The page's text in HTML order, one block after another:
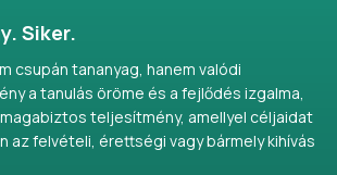
Siker.
csupán tananyag, hanem valódi
a tanulás öröme és a fejlődés izgalma,
teljesítmény, amellyel céljaidat
az felvételi, érettségi vagy bármely kihívás